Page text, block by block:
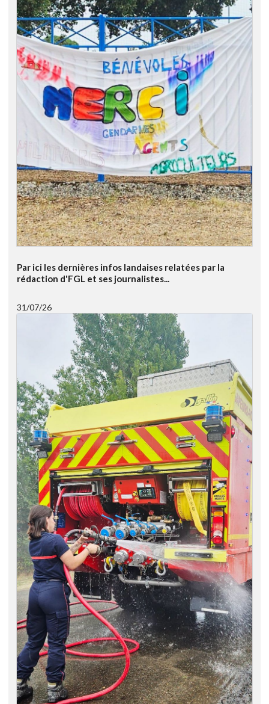
Par ici les dernières infos landaises relatées par la
rédaction d'FGL et ses journalistes...
31/07/26